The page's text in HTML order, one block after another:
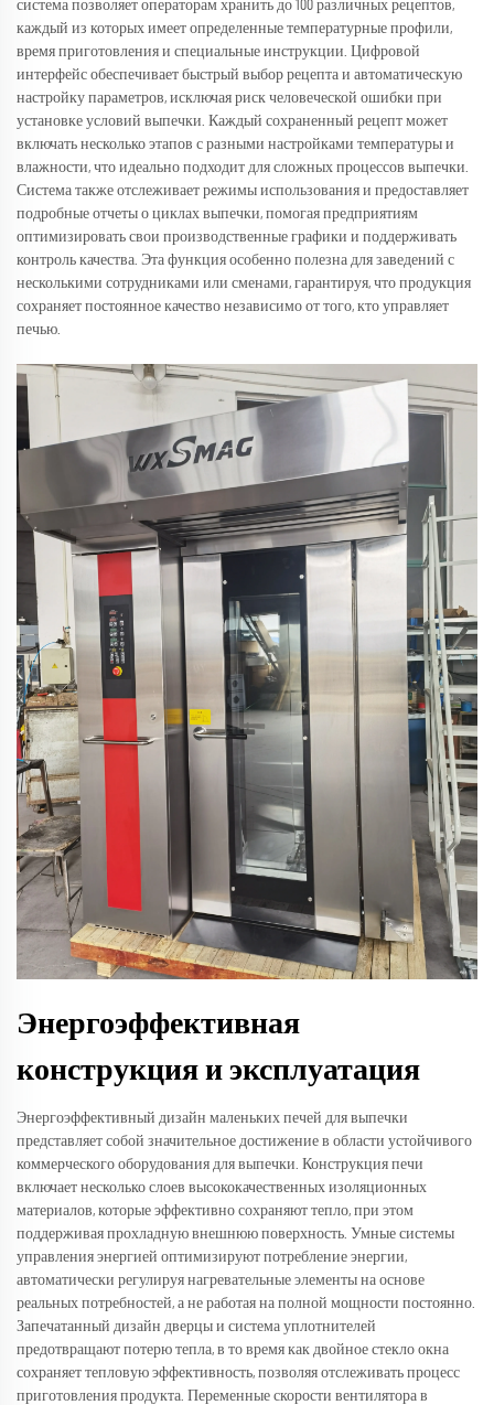
система позволяет операторам хранить до 100 различных рецептов,
каждый из которых имеет определенные температурные профили,
время приготовления и специальные инструкции. Цифровой
интерфейс обеспечивает быстрый выбор рецепта и автоматическую
настройку параметров, исключая риск человеческой ошибки при
установке условий выпечки. Каждый сохраненный рецепт может
включать несколько этапов с разными настройками температуры и
влажности, что идеально подходит для сложных процессов выпечки.
Система также отслеживает режимы использования и предоставляет
подробные отчеты о циклах выпечки, помогая предприятиям
оптимизировать свои производственные графики и поддерживать
контроль качества. Эта функция особенно полезна для заведений с
несколькими сотрудниками или сменами, гарантируя, что продукция
сохраняет постоянное качество независимо от того, кто управляет
печью.
Энергоэффективная
конструкция и эксплуатация
Энергоэффективный дизайн маленьких печей для выпечки
представляет собой значительное достижение в области устойчивого
коммерческого оборудования для выпечки. Конструкция печи
включает несколько слоев высококачественных изоляционных
материалов, которые эффективно сохраняют тепло, при этом
поддерживая прохладную внешнюю поверхность. Умные системы
управления энергией оптимизируют потребление энергии,
автоматически регулируя нагревательные элементы на основе
реальных потребностей, а не работая на полной мощности постоянно.
Запечатанный дизайн дверцы и система уплотнителей
предотвращают потерю тепла, в то время как двойное стекло окна
сохраняет тепловую эффективность, позволяя отслеживать процесс
приготовления продукта. Переменные скорости вентилятора в